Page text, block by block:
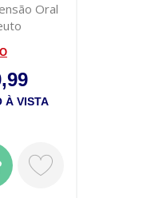
Oral
À VISTA